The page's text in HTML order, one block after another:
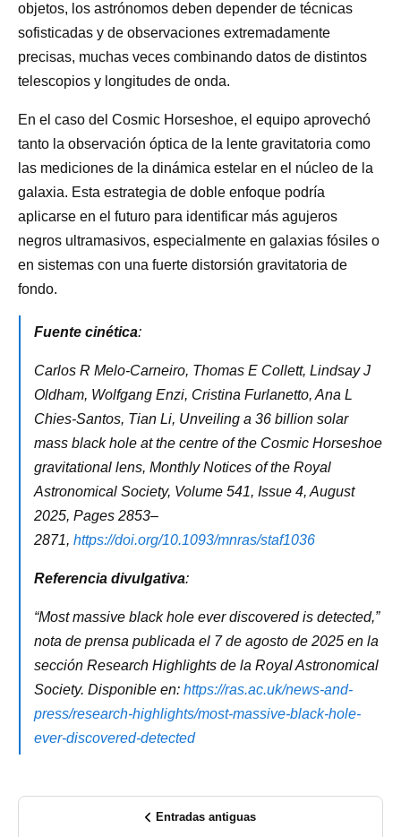
objetos, los astrónomos deben depender de técnicas
sofisticadas y de observaciones extremadamente
precisas, muchas veces combinando datos de distintos
telescopios y longitudes de onda.
En el caso del Cosmic Horseshoe, el equipo aprovechó
tanto la observación óptica de la lente gravitatoria como
las mediciones de la dinámica estelar en el núcleo de la
galaxia. Esta estrategia de doble enfoque podría
aplicarse en el futuro para identificar más agujeros
negros ultramasivos, especialmente en galaxias fósiles o
en sistemas con una fuerte distorsión gravitatoria de
fondo.
Fuente cinética:
Carlos R Melo-Carneiro, Thomas E Collett, Lindsay J
Oldham, Wolfgang Enzi, Cristina Furlanetto, Ana L
Chies-Santos, Tian Li, Unveiling a 36 billion solar
mass black hole at the centre of the Cosmic Horseshoe
gravitational lens, Monthly Notices of the Royal
Astronomical Society, Volume 541, Issue 4, August
2025, Pages 2853–
2871, https://doi.org/10.1093/mnras/staf1036
Referencia divulgativa:
“Most massive black hole ever discovered is detected,”
nota de prensa publicada el 7 de agosto de 2025 en la
sección Research Highlights de la Royal Astronomical
Society. Disponible en: https://ras.ac.uk/news-and-
press/research-highlights/most-massive-black-hole-
ever-discovered-detected
Entradas antiguas